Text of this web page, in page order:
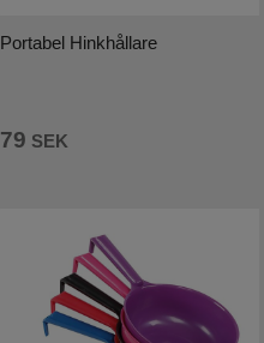
Portabel Hinkhållare
79 SEK